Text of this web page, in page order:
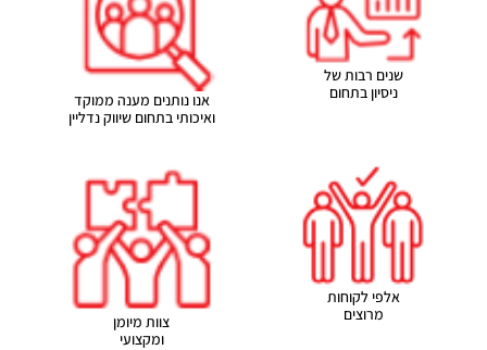
שנים רבות של
ניסיון בתחום
אנו נותנים מענה ממוקד
ואיכותי בתחום שיווק נדליין
אלפי לקוחות
מרוצים
צוות מיומן
ומקצועי